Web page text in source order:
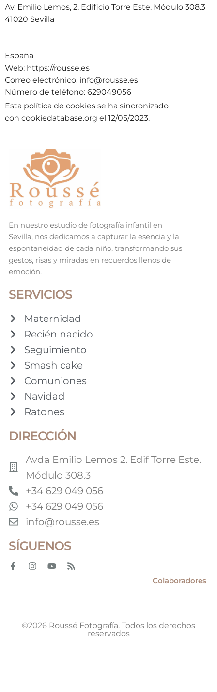
Av. Emilio Lemos, 2. Edificio Torre Este. Módulo 308.3
41020 Sevilla
España
Web: https://rousse.es
Correo electrónico: info@rousse.es
Número de teléfono: 629049056
Esta política de cookies se ha sincronizado
con cookiedatabase.org el 12/05/2023.
En nuestro estudio de fotografía infantil en
Sevilla, nos dedicamos a capturar la esencia y la
espontaneidad de cada niño, transformando sus
gestos, risas y miradas en recuerdos llenos de
emoción.
SERVICIOS
Maternidad
Recién nacido
Seguimiento
Smash cake
Comuniones
Navidad
Ratones
DIRECCIÓN
Avda Emilio Lemos 2. Edif Torre Este.
Módulo 308.3
+34 629 049 056
+34 629 049 056
info@rousse.es
SÍGUENOS
Colaboradores
©2026 Roussé Fotografía. Todos los derechos
reservados